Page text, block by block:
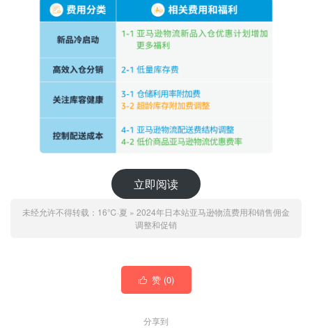
立即阅读
未经允许不得转载： 16℃·夏 » 2024年日本站亚马逊物流费用和销售佣金
调整和促销
 赞 (0)
分享到